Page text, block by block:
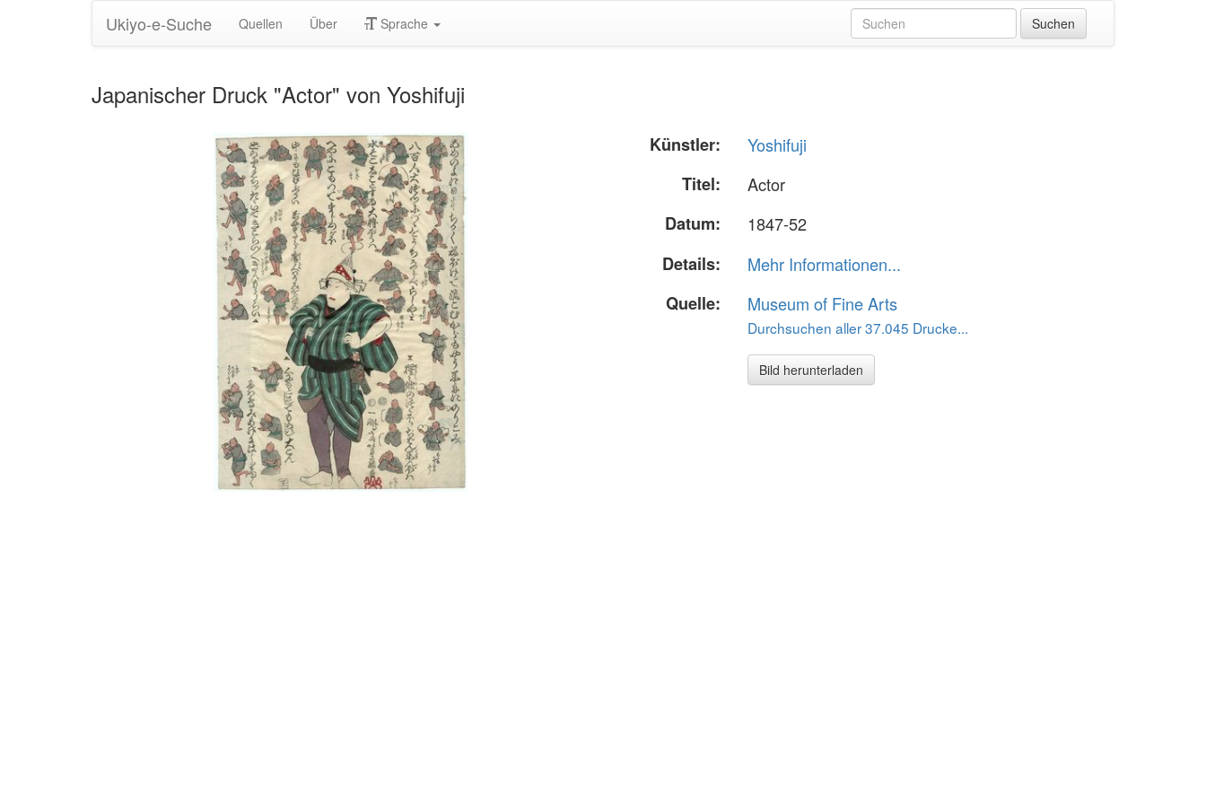
Ukiyo-e-Suche Quellen Über Sprache
Japanischer Druck "Actor" von Yoshifuji
Künstler:
Yoshifuji
Titel:
Actor
Datum:
1847-52
Details:
Mehr Informationen...
Quelle:
Museum of Fine Arts
Durchsuchen aller 37.045 Drucke...
Bild herunterladen